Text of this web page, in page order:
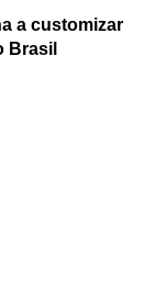
a customizar
Brasil